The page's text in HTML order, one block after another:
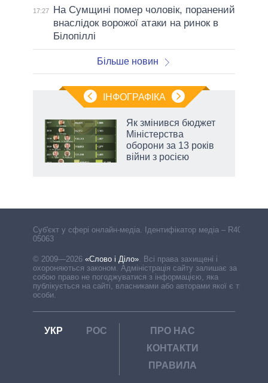
17:27
На Сумщині помер чоловік, поранений
внаслідок ворожої атаки на ринок в
Білопіллі
Більше новин
ІНФОГРАФІКА
Як змінився бюджет
Міністерства
оборони за 13 років
війни з росією
Cуб'єкт у сфері онлайн-медіа. Ідентифікатор медіа – R40-
05063
© 2009—2026 «Слово і Діло». Всі права захищені і
охороняються законом. Адміністрація сайту залишає за
собою право не погоджуватися з інформацією, яка
публікується на сайті, власниками або авторами якої є треті
особи.
УКР РОС
ПРО НАС
КОНТАКТИ
ПРАВИЛА